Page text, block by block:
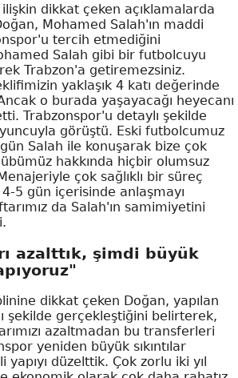
dikkat çeken açıklamalarda
Mohamed Salah'ın maddi
tercih etmediğini
Salah gibi bir futbolcuyu
Trabzon'a getiremezsiniz.
yaklaşık 4 katı değerinde
o burada yaşayacağı heyecanı
Trabzonspor'u detaylı şekilde
görüştü. Eski futbolcumuz
Salah ile konuşarak bize çok
hakkında hiçbir olumsuz
çok sağlıklı bir süreç
5 gün içerisinde anlaşmayı
da Salah'ın samimiyetini
azalttık, şimdi büyük
dikkat çeken Doğan, yapılan
şekilde gerçekleştiğini belirterek,
azaltmadan bu transferleri
yeniden büyük sıkıntılar
yapıyı düzelttik. Çok zorlu iki yıl